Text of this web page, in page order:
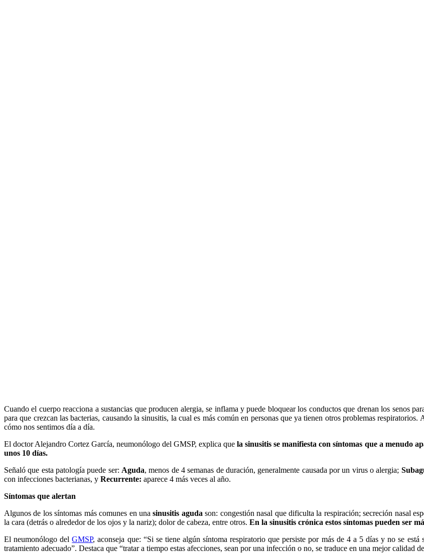
Cuando el cuerpo reacciona a sustancias que producen alergia, se inflama y puede bloquear los conductos que drenan los senos
para que crezcan las bacterias, causando la sinusitis, la cual es más común en personas que ya tienen otros problemas
cómo nos sentimos día a día.
El doctor Alejandro Cortez García, neumonólogo del GMSP, explica quela sinusitis se manifiesta con síntomas que a menudo
unos 10 días.
Señaló que esta patología puede ser: Aguda, menos de 4 semanas de duración, generalmente causada por un virus o alergia;
con infecciones bacterianas, y Recurrente: aparece 4 más veces al año.
Síntomas que alertan
Algunos de los síntomas más comunes en unasinusitis aguda son: congestión nasal que dificulta la respiración; secreción nasal
la cara (detrás o alrededor de los ojos y la nariz); dolor de cabeza, entre otros. En la sinusitis crónica estos síntomas pueden ser
El neumonólogo delGMSP, aconseja que: “Si se tiene algún síntoma respiratorio que persiste por más de 4 a 5 días y no se
tratamiento adecuado”. Destaca que “tratar a tiempo estas afecciones, sean por una infección o no, se traduce en una mejor calidad